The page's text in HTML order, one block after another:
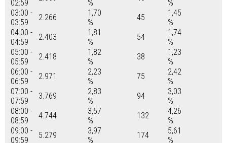
02:59
%
%
03:00 -
03:59
2.266
1,70
%
45
1,45
%
04:00 -
04:59
2.403
1,81
%
54
1,74
%
05:00 -
05:59
2.418
1,82
%
38
1,23
%
06:00 -
06:59
2.971
2,23
%
75
2,42
%
07:00 -
07:59
3.769
2,83
%
94
3,03
%
08:00 -
08:59
4.744
3,57
%
132
4,26
%
09:00 -
09:59
5.279
3,97
%
174
5,61
%